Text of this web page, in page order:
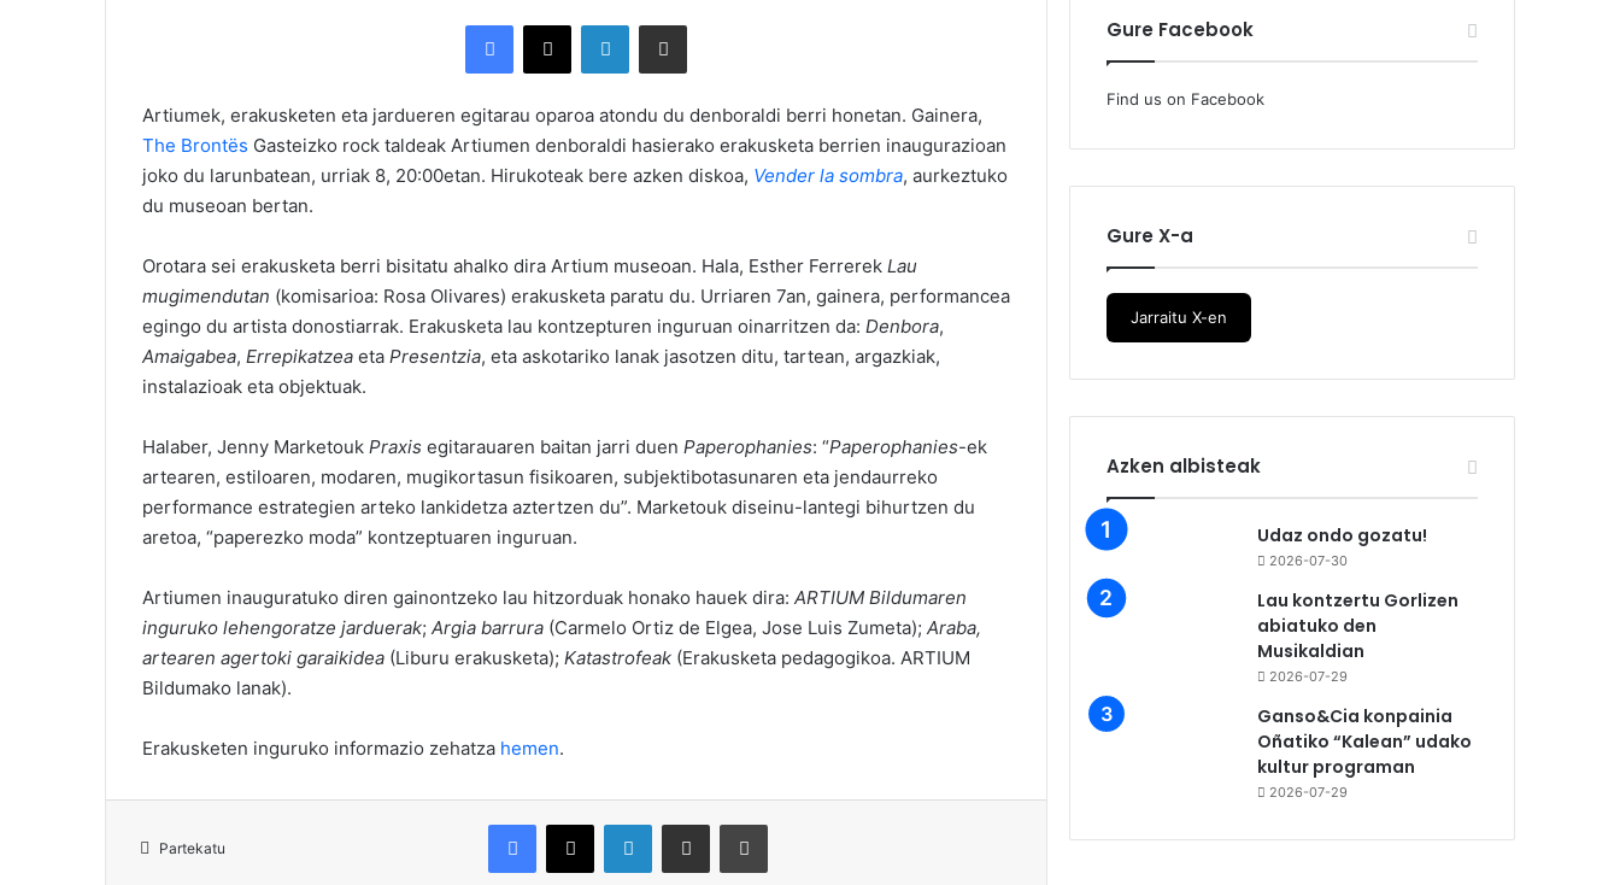
Artiumek, erakusketen eta jardueren egitarau oparoa atondu du denboraldi berri honetan. Gainera,
The Brontës Gasteizko rock taldeak Artiumen denboraldi hasierako erakusketa berrien inaugurazioan
joko du larunbatean, urriak 8, 20:00etan. Hirukoteak bere azken diskoa, Vender la sombra, aurkeztuko
du museoan bertan.
Orotara sei erakusketa berri bisitatu ahalko dira Artium museoan. Hala, Esther Ferrerek Lau
mugimendutan (komisarioa: Rosa Olivares) erakusketa paratu du. Urriaren 7an, gainera, performancea
egingo du artista donostiarrak. Erakusketa lau kontzepturen inguruan oinarritzen da: Denbora,
Amaigabea, Errepikatzea eta Presentzia, eta askotariko lanak jasotzen ditu, tartean, argazkiak,
instalazioak eta objektuak.
Halaber, Jenny Marketouk Praxis egitarauaren baitan jarri duen Paperophanies: “Paperophanies-ek
artearen, estiloaren, modaren, mugikortasun fisikoaren, subjektibotasunaren eta jendaurreko
performance estrategien arteko lankidetza aztertzen du”. Marketouk diseinu-lantegi bihurtzen du
aretoa, “paperezko moda” kontzeptuaren inguruan.
Artiumen inauguratuko diren gainontzeko lau hitzorduak honako hauek dira: ARTIUM Bildumaren
inguruko lehengoratze jarduerak; Argia barrura (Carmelo Ortiz de Elgea, Jose Luis Zumeta); Araba,
artearen agertoki garaikidea (Liburu erakusketa); Katastrofeak (Erakusketa pedagogikoa. ARTIUM
Bildumako lanak).
Erakusketen inguruko informazio zehatza hemen.
Partekatu
Gure Facebook
Find us on Facebook
Gure X-a
Jarraitu X-en
Azken albisteak
Udaz ondo gozatu!
2026-07-30
Lau kontzertu Gorlizen
abiatuko den
Musikaldian
2026-07-29
Ganso&Cia konpainia
Oñatiko “Kalean” udako
kultur programan
2026-07-29